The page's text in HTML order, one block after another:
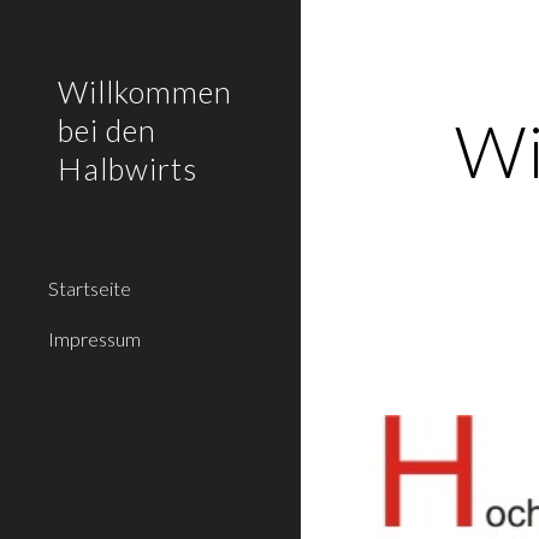
Willkommen
bei den
Halbwirts
Startseite
Impressum